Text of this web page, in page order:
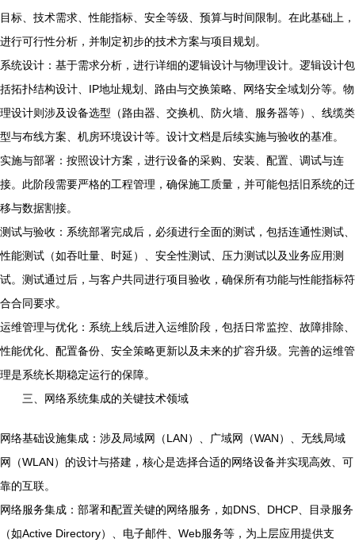
目标、技术需求、性能指标、安全等级、预算与时间限制。在此基础上，
进行可行性分析，并制定初步的技术方案与项目规划。
系统设计：基于需求分析，进行详细的逻辑设计与物理设计。逻辑设计包
括拓扑结构设计、IP地址规划、路由与交换策略、网络安全域划分等。物
理设计则涉及设备选型（路由器、交换机、防火墙、服务器等）、线缆类
型与布线方案、机房环境设计等。设计文档是后续实施与验收的基准。
实施与部署：按照设计方案，进行设备的采购、安装、配置、调试与连
接。此阶段需要严格的工程管理，确保施工质量，并可能包括旧系统的迁
移与数据割接。
测试与验收：系统部署完成后，必须进行全面的测试，包括连通性测试、
性能测试（如吞吐量、时延）、安全性测试、压力测试以及业务应用测
试。测试通过后，与客户共同进行项目验收，确保所有功能与性能指标符
合合同要求。
运维管理与优化：系统上线后进入运维阶段，包括日常监控、故障排除、
性能优化、配置备份、安全策略更新以及未来的扩容升级。完善的运维管
理是系统长期稳定运行的保障。
三、网络系统集成的关键技术领域
网络基础设施集成：涉及局域网（LAN）、广域网（WAN）、无线局域
网（WLAN）的设计与搭建，核心是选择合适的网络设备并实现高效、可
靠的互联。
网络服务集成：部署和配置关键的网络服务，如DNS、DHCP、目录服务
（如Active Directory）、电子邮件、Web服务等，为上层应用提供支